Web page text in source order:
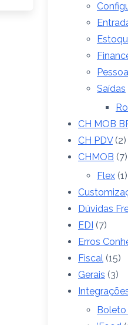
Saídas
CH MOB
CH PDV(2)
CHMOB (7)
Flex(1)
Dúvidas
EDI (7)
Erros
Fiscal(15)
Gerais (3)
Boleto